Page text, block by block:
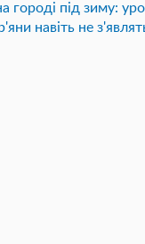
городі під зиму:
навіть не